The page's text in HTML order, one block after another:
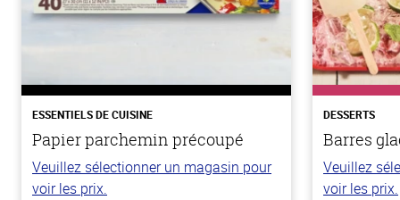
ESSENTIELS DE CUISINE
Papier parchemin précoupé
Veuillez sélectionner un magasin pour
voir les prix.
DESSERTS
Barres
Veuillez
voir les prix.